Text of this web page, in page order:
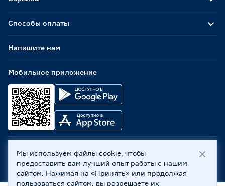
Способы оплаты
Мобильное приложение
Напишите нам
ООО «Бауцентр Рус» 2004 -2026, 236029, г. Калининград,
ул. А.Невского, 205. ИНН 7702596813, КПП 390601001 ©
Все права защищены
Мы используем файлы cookie, чтобы
предоставить вам лучший опыт работы с нашим
сайтом. Нажимая на «Принять» или продолжая
пользоваться сайтом, вы разрешаете их